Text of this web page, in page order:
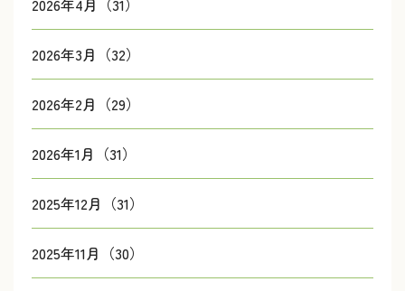
2026年4月（31）
2026年3月（32）
2026年2月（29）
2026年1月（31）
2025年12月（31）
2025年11月（30）